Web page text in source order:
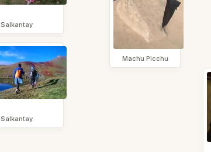
Salkantay
Machu Picchu
Salkantay